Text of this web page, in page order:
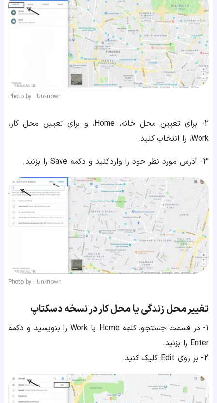
Photo by : Unknown
2- برای تعیین محل خانه، Home، و برای تعیین محل کار،
Work، را انتخاب کنید.
3- آدرس مورد نظر خود را وارد کنید و دکمه Save را بزنید.
Photo by : Unknown
تغییر محل زندگی یا محل کاردرنسخه دسکتاپ
1- در قسمت جستجو، کلمه Home یا Work را بنویسید و دکمه
Enter را بزنید.
2- بر روی Edit کلیک کنید.